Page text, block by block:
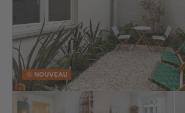
NOUVEAU